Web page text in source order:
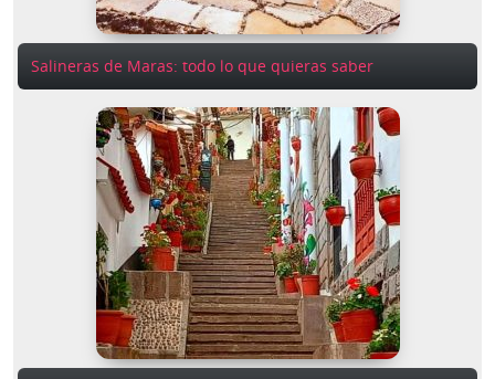
Salineras de Maras: todo lo que quieras saber